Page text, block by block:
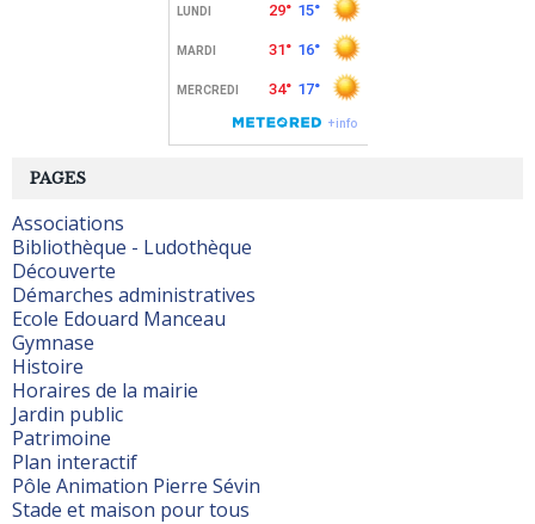
PAGES
Associations
Bibliothèque - Ludothèque
Découverte
Démarches administratives
Ecole Edouard Manceau
Gymnase
Histoire
Horaires de la mairie
Jardin public
Patrimoine
Plan interactif
Pôle Animation Pierre Sévin
Stade et maison pour tous